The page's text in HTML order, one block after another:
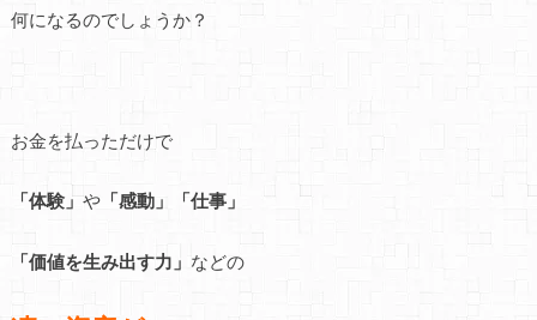
何になるのでしょうか？
お金を払っただけで
「体験」 や「感動」 「仕事」
「価値を生み出す力」 などの